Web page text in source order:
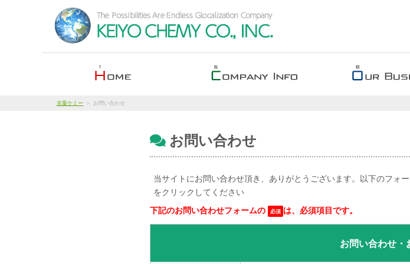
京葉ケミー お問い合わせ
お問い合わせ
当サイトにお問い合わせ頂き、ありがとうございます。以下のフォ
をクリックしてください
下記のお問い合わせフォームの
必須 は、必須項目です。
お問い合わせ・